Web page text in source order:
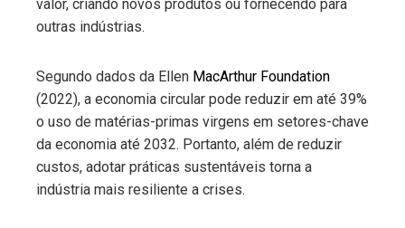
valor, criando novos produtos ou fornecendo para
outras indústrias.
Segundo dados da Ellen MacArthur Foundation
(2022), a economia circular pode reduzir em até 39%
o uso de matérias-primas virgens em setores-chave
da economia até 2032. Portanto, além de reduzir
custos, adotar práticas sustentáveis torna a
indústria mais resiliente a crises.